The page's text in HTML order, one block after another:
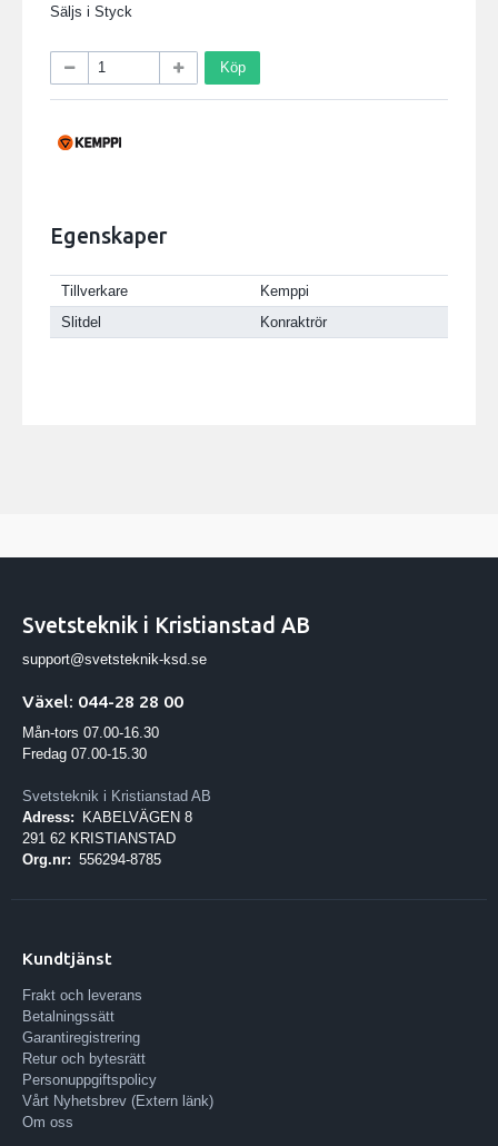
Säljs i Styck
Köp
Egenskaper
Tillverkare
Kemppi
Slitdel
Konraktrör
Svetsteknik i Kristianstad AB
support@svetsteknik-ksd.se
Växel: 044-28 28 00
Mån-tors 07.00-16.30
Fredag 07.00-15.30
Svetsteknik i Kristianstad AB
Adress:
KABELVÄGEN 8
291 62 KRISTIANSTAD
Org.nr: 556294-8785
Kundtjänst
Frakt och leverans
Betalningssätt
Garantiregistrering
Retur och bytesrätt
Personuppgiftspolicy
Vårt Nyhetsbrev (Extern länk)
Om oss